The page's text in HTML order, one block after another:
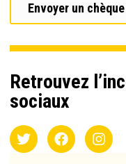
Envoyer un chèque
Retrouvez
sociaux